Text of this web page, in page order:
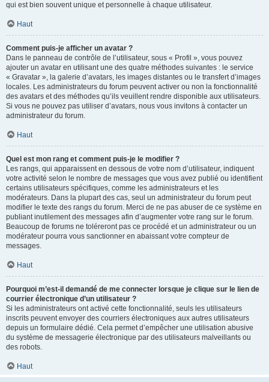
qui est bien souvent unique et personnelle à chaque utilisateur.
Haut
Comment puis-je afficher un avatar ?
Dans le panneau de contrôle de l’utilisateur, sous « Profil », vous pouvez
ajouter un avatar en utilisant une des quatre méthodes suivantes : le service
« Gravatar », la galerie d’avatars, les images distantes ou le transfert d’images
locales. Les administrateurs du forum peuvent activer ou non la fonctionnalité
des avatars et des méthodes qu’ils veuillent rendre disponible aux utilisateurs.
Si vous ne pouvez pas utiliser d’avatars, nous vous invitons à contacter un
administrateur du forum.
Haut
Quel est mon rang et comment puis-je le modifier ?
Les rangs, qui apparaissent en dessous de votre nom d’utilisateur, indiquent
votre activité selon le nombre de messages que vous avez publié ou identifient
certains utilisateurs spécifiques, comme les administrateurs et les
modérateurs. Dans la plupart des cas, seul un administrateur du forum peut
modifier le texte des rangs du forum. Merci de ne pas abuser de ce système en
publiant inutilement des messages afin d’augmenter votre rang sur le forum.
Beaucoup de forums ne toléreront pas ce procédé et un administrateur ou un
modérateur pourra vous sanctionner en abaissant votre compteur de
messages.
Haut
Pourquoi m’est-il demandé de me connecter lorsque je clique sur le lien de
courrier électronique d’un utilisateur ?
Si les administrateurs ont activé cette fonctionnalité, seuls les utilisateurs
inscrits peuvent envoyer des courriers électroniques aux autres utilisateurs
depuis un formulaire dédié. Cela permet d’empêcher une utilisation abusive
du système de messagerie électronique par des utilisateurs malveillants ou
des robots.
Haut